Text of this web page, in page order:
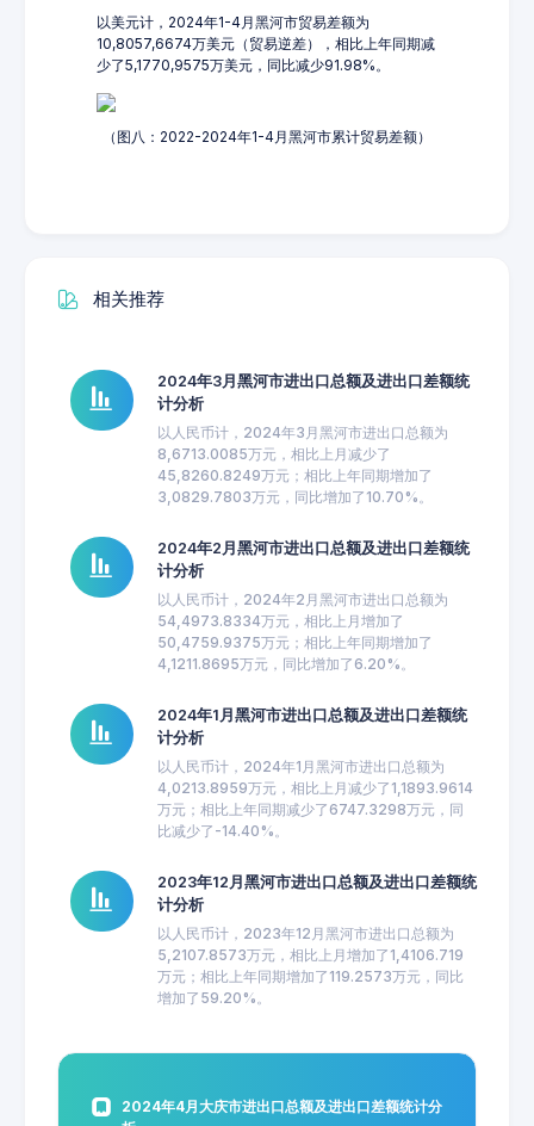
以美元计，2024年1-4月黑河市贸易差额为
10,8057,6674万美元（贸易逆差），相比上年同期减
少了5,1770,9575万美元，同比减少91.98%。
（图八：2022-2024年1-4月黑河市累计贸易差额）
相关推荐
2024年3月黑河市进出口总额及进出口差额统
计分析
以人民币计，2024年3月黑河市进出口总额为
8,6713.0085万元，相比上月减少了
45,8260.8249万元；相比上年同期增加了
3,0829.7803万元，同比增加了10.70%。
2024年2月黑河市进出口总额及进出口差额统
计分析
以人民币计，2024年2月黑河市进出口总额为
54,4973.8334万元，相比上月增加了
50,4759.9375万元；相比上年同期增加了
4,1211.8695万元，同比增加了6.20%。
2024年1月黑河市进出口总额及进出口差额统
计分析
以人民币计，2024年1月黑河市进出口总额为
4,0213.8959万元，相比上月减少了1,1893.9614
万元；相比上年同期减少了6747.3298万元，同
比减少了-14.40%。
2023年12月黑河市进出口总额及进出口差额统
计分析
以人民币计，2023年12月黑河市进出口总额为
5,2107.8573万元，相比上月增加了1,4106.719
万元；相比上年同期增加了119.2573万元，同比
增加了59.20%。
2024年4月大庆市进出口总额及进出口差额统计分